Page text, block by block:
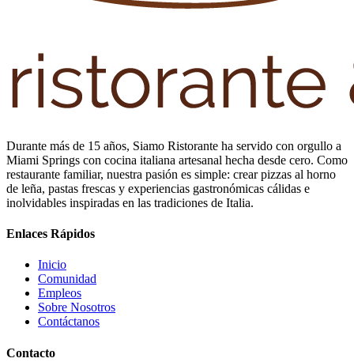
Durante más de 15 años, Siamo Ristorante ha servido con orgullo a
Miami Springs con cocina italiana artesanal hecha desde cero. Como
restaurante familiar, nuestra pasión es simple: crear pizzas al horno
de leña, pastas frescas y experiencias gastronómicas cálidas e
inolvidables inspiradas en las tradiciones de Italia.
Enlaces Rápidos
Inicio
Comunidad
Empleos
Sobre Nosotros
Contáctanos
Contacto